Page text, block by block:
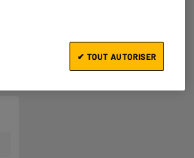
✔ TOUT AUTORISER